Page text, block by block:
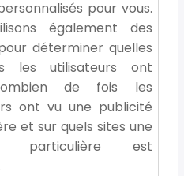
pour vous.
également des
déterminer quelles
les utilisateurs ont
de fois les
ont vu une publicité
et sur quels sites une
particulière est